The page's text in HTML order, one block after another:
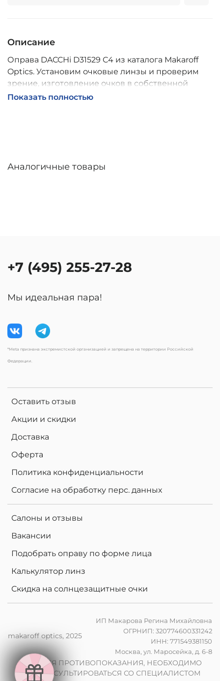
Описание
Оправа DACCHi D31529 C4 из каталога Makaroff
Optics. Установим очковые линзы и проверим
зрение, изготовление очков в собственной
мастерской, обычно 2–5 дней, индивидуальные
Показать полностью
Аналогичные товары
Оставить отзыв
Акции и скидки
Доставка
Оферта
Политика конфиденциальности
Согласие на обработку перс. данных
Салоны и отзывы
Вакансии
Подобрать оправу по форме лица
Калькулятор линз
Скидка на солнцезащитные очки
+7 (495) 255-27-28
Мы идеальная пара!
*Meta признана экстремистской организацией и запрещена на территории Российской
Федерации.
makaroff optics, 2025
ИП Макарова Регина Михайловна
ОГРНИП: 320774600331242
ИНН: 771549381150
Москва, ул. Маросейка, д. 6-8
ИМЕЮТСЯ ПРОТИВОПОКАЗАНИЯ, НЕОБХОДИМО
ПРОКОНСУЛЬТИРОВАТЬСЯ СО СПЕЦИАЛИСТОМ
2
0
%
н
а
к
о
м
п
ь
ю
т
е
р
ы
л
и
н
з
ы
п
р
и
з
а
к
а
з
е
о
ч
к
о